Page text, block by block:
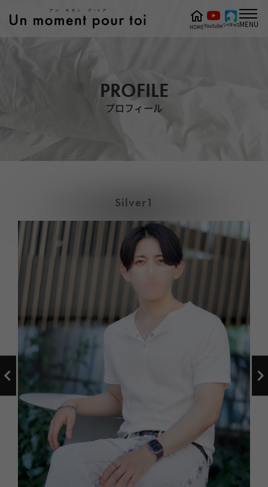
PROFILE
プロフィール
HOMEYoutubeツイキャスMENU
Silver1